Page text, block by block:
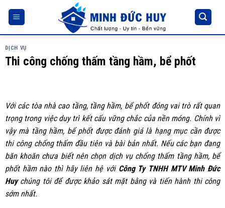
DỊCH VỤ
Thi công chống thấm tầng hầm, bể phốt
Với các tòa nhà cao tầng, tầng hầm, bể phốt đóng vai trò rất quan
trọng trong việc duy trì kết cấu vững chắc của nền móng. Chính vì
vậy mà tầng hầm, bể phốt được đánh giá là hạng mục cần được
thi công chống thấm đầu tiên và bài bản nhất. Nếu các bạn đang
băn khoăn chưa biết nên chọn dịch vụ chống thấm tầng hầm, bể
phốt hầm nào thì hãy liên hệ với Công Ty TNHH MTV Minh Đức
Huychúng tôi để được khảo sát mặt bằng và tiến hành thi công
sớm nhất.